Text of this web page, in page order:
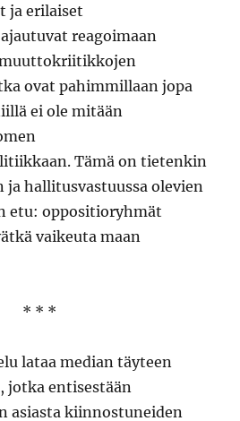
ja erilaiset
reagoimaan
ovat pahimmillaan jopa
ei ole mitään
Tämä on tietenkin
hallitusvastuussa olevien
etu: oppositioryhmät
vaikeuta maan
* * *
lataa median täyteen
jotka entisestään
asiasta kiinnostuneiden